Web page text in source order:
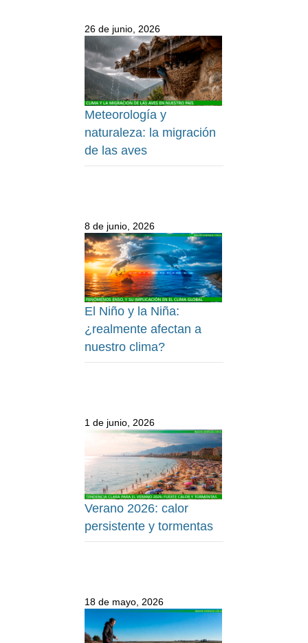
26 de junio, 2026
Meteorología y
naturaleza: la migración
de las aves
8 de junio, 2026
El Niño y la Niña:
¿realmente afectan a
nuestro clima?
1 de junio, 2026
Verano 2026: calor
persistente y tormentas
18 de mayo, 2026